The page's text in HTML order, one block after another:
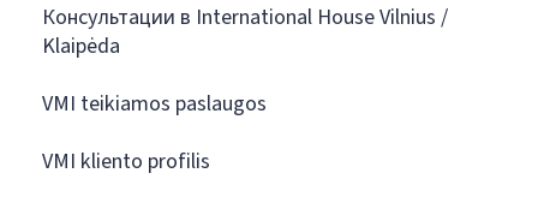
Консультации в International House Vilnius /
Klaipėda
VMI teikiamos paslaugos
VMI kliento profilis